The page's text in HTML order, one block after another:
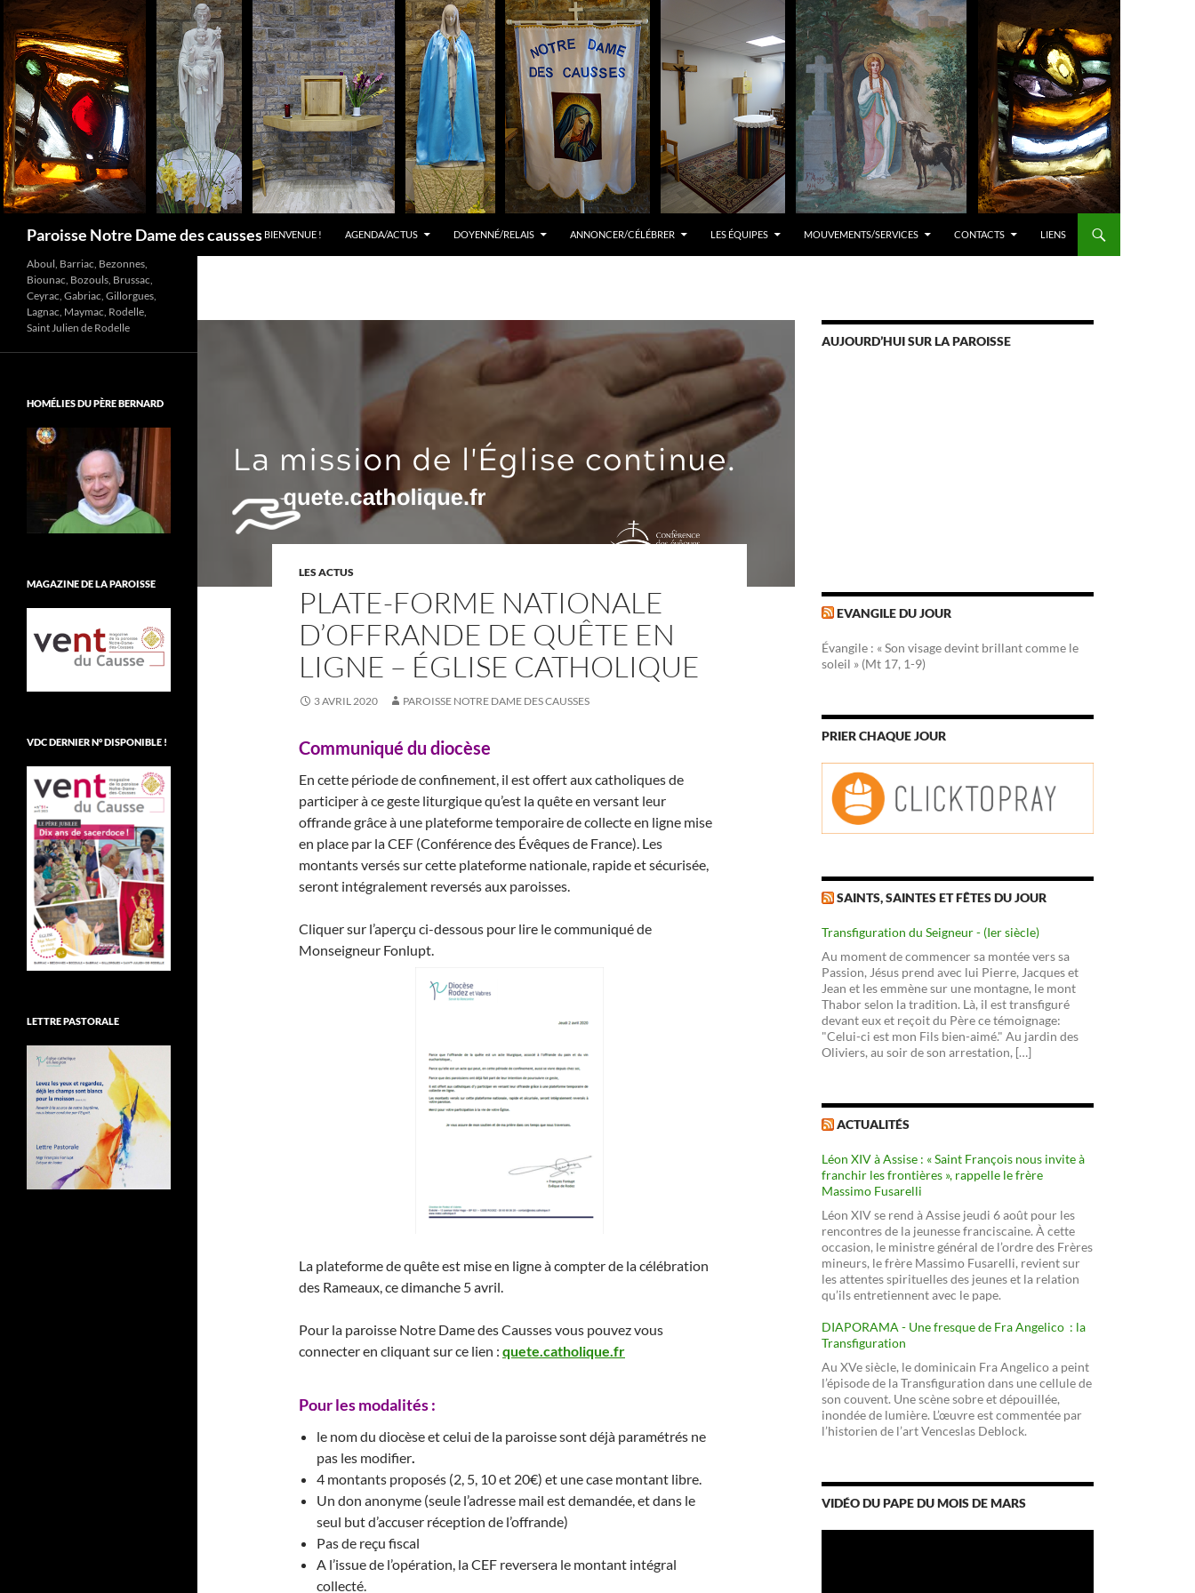
Aller
au
contenu
Paroisse Notre Dame des causses BIENVENUE ! AGENDA/ACTUS DOYENNÉ/RELAIS ANNONCER/CÉLÉBRER LES ÉQUIPES MOUVEMENTS/SERVICES CONTACTS LIENS
LES ACTUS
PLATE-FORME NATIONALE
D’OFFRANDE DE QUÊTE EN
LIGNE – ÉGLISE CATHOLIQUE
3 AVRIL 2020 PAROISSE NOTRE DAME DES CAUSSES
Communiqué du diocèse
En cette période de confinement, il est offert aux catholiques de
participer à ce geste liturgique qu’est la quête en versant leur
offrande grâce à une plateforme temporaire de collecte en ligne mise
en place par la CEF (Conférence des Évêques de France). Les
montants versés sur cette plateforme nationale, rapide et sécurisée,
seront intégralement reversés aux paroisses.
Cliquer sur l’aperçu ci-dessous pour lire le communiqué de
Monseigneur Fonlupt.
La plateforme de quête est mise en ligne à compter de la célébration
des Rameaux, ce dimanche 5 avril.
Pour la paroisse Notre Dame des Causses vous pouvez vous
connecter en cliquant sur ce lien : quete.catholique.fr
Pour les modalités :
le nom du diocèse et celui de la paroisse sont déjà paramétrés ne
pas les modifier.
4 montants proposés (2, 5, 10 et 20€) et une case montant libre.
Un don anonyme (seule l’adresse mail est demandée, et dans le
seul but d’accuser réception de l’offrande)
Pas de reçu fiscal
A l’issue de l’opération, la CEF reversera le montant intégral
collecté.
AUJOURD’HUI SUR LA PAROISSE
EVANGILE DU JOUR
Évangile : « Son visage devint brillant comme le
soleil » (Mt 17, 1-9)
PRIER CHAQUE JOUR
SAINTS, SAINTES ET FÊTES DU JOUR
Transfiguration du Seigneur - (Ier siècle)
Au moment de commencer sa montée vers sa
Passion, Jésus prend avec lui Pierre, Jacques et
Jean et les emmène sur une montagne, le mont
Thabor selon la tradition. Là, il est transfiguré
devant eux et reçoit du Père ce témoignage:
"Celui-ci est mon Fils bien-aimé." Au jardin des
Oliviers, au soir de son arrestation, […]
ACTUALITÉS
Léon XIV à Assise : « Saint François nous invite à
franchir les frontières », rappelle le frère
Massimo Fusarelli
Léon XIV se rend à Assise jeudi 6 août pour les
rencontres de la jeunesse franciscaine. À cette
occasion, le ministre général de l’ordre des Frères
mineurs, le frère Massimo Fusarelli, revient sur
les attentes spirituelles des jeunes et la relation
qu’ils entretiennent avec le pape.
DIAPORAMA - Une fresque de Fra Angelico : la
Transfiguration
Au XVe siècle, le dominicain Fra Angelico a peint
l’épisode de la Transfiguration dans une cellule de
son couvent. Une scène sobre et dépouillée,
inondée de lumière. L’œuvre est commentée par
l’historien de l’art Venceslas Deblock.
VIDÉO DU PAPE DU MOIS DE MARS
Aboul, Barriac, Bezonnes,
Biounac, Bozouls, Brussac,
Ceyrac, Gabriac, Gillorgues,
Lagnac, Maymac, Rodelle,
Saint Julien de Rodelle
HOMÉLIES DU PÈRE BERNARD
MAGAZINE DE LA PAROISSE
VDC DERNIER N° DISPONIBLE !
LETTRE PASTORALE